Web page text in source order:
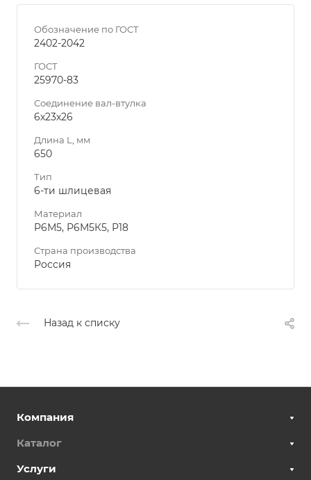
Обозначение по ГОСТ
2402-2042
ГОСТ
25970-83
Соединение вал-втулка
6х23х26
Длина L, мм
650
Тип
6-ти шлицевая
Материал
Р6М5, Р6М5К5, Р18
Страна производства
Россия
Назад к списку
Компания
Каталог
Услуги